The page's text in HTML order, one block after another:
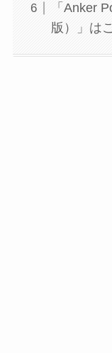
「Anker
版）」は